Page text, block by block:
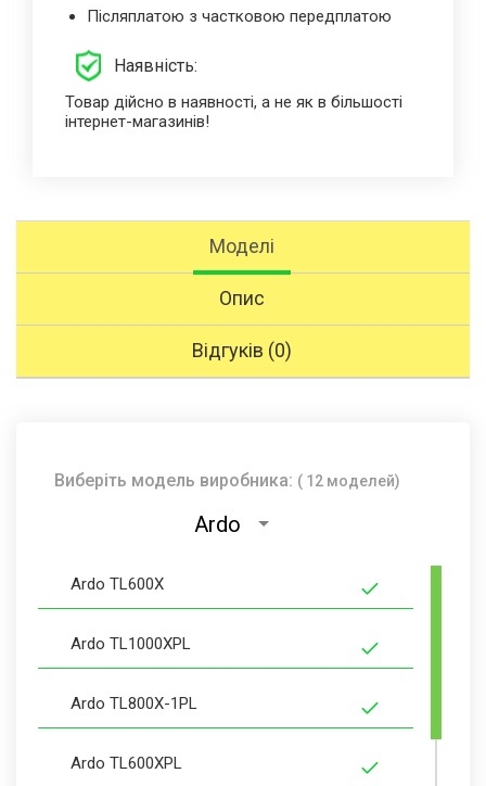
Післяплатою з частковою передплатою
Наявність:
Товар дійсно в наявності, а не як в більшості
інтернет-магазинів!
Моделі
Опис
Відгуків (0)
Виберіть модель виробника: ( 12 моделей)
Ardo
Ardo TL600X
Ardo TL1000XPL
Ardo TL800X-1PL
Ardo TL600XPL